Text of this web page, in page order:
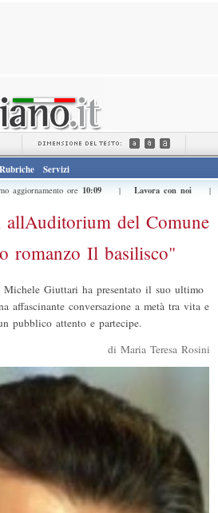
Rubriche
Servizi
ore 10:09 | Lavora con noi
del Comune
romanzo Il basilisco"
Michele Giuttari ha presentato il suo ultimo
affascinante conversazione a metà tra vita e
pubblico attento e partecipe.
di Maria Teresa Rosini